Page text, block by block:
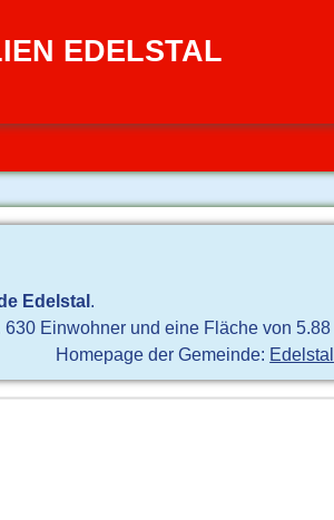
EDELSTAL
Edelstal.
Einwohner und eine Fläche von 5.88
Homepage der Gemeinde: Edelstal